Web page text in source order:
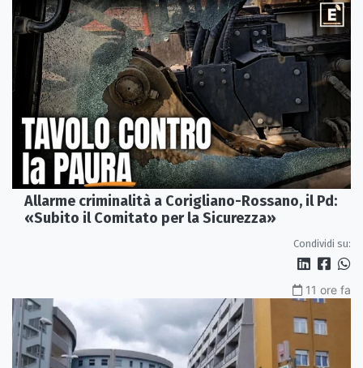
Allarme criminalità a Corigliano-Rossano, il Pd:
«Subito il Comitato per la Sicurezza»
Condividi su:
11 ore fa